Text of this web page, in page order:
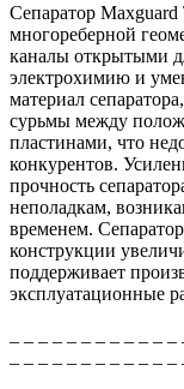
Сепаратор
многореберной
каналы открытыми
электрохимию и
материал
сурьмы между
пластинами, что
конкурентов.
прочность
неполадкам,
временем.
конструкции
поддерживает
эксплуатационные